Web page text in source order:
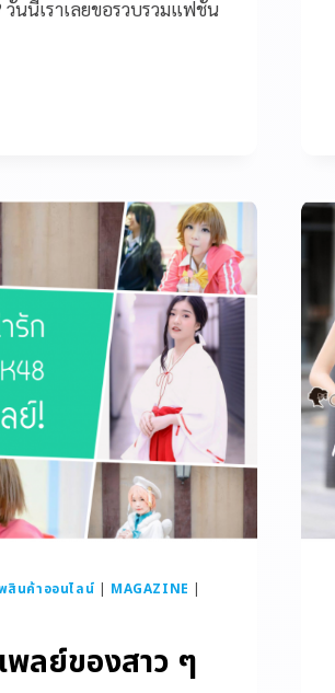
วันนี้เราเลยขอรวบรวมแฟชั่น
สินค้าออนไลน์ | MAGAZINE |
พลย์ของสาว ๆ